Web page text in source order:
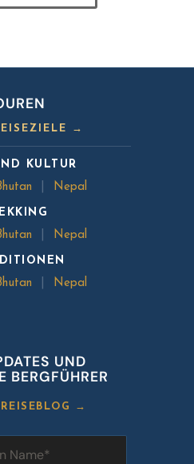
→
KULTUR
Nepal
Nepal
Nepal
UND
BERGFÜHRER
→